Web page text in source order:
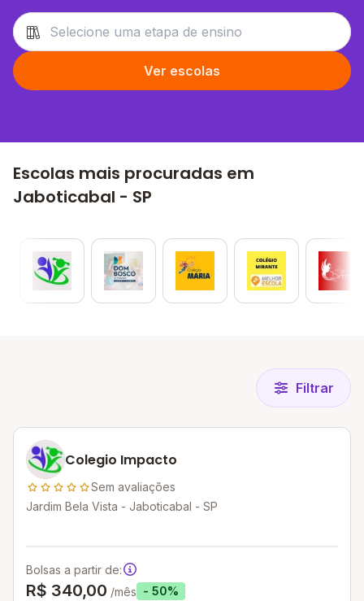
Ver escolas
Escolas mais procuradas em
Jaboticabal - SP
Filtrar
Colegio Impacto
Sem avaliações
Jardim Bela Vista - Jaboticabal - SP
Bolsas a partir de:
R$ 340,00 /mês - 50%